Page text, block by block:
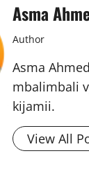
Asma
Author
Asma
mbalimbali
kijamii.
View All